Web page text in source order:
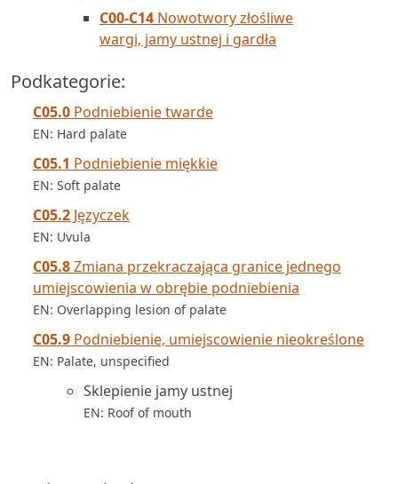
C00-C14 Nowotwory złośliwe
wargi, jamy ustnej i gardła
Podkategorie:
C05.0 Podniebienie twarde
EN: Hard palate
C05.1 Podniebienie miękkie
EN: Soft palate
C05.2 Języczek
EN: Uvula
C05.8Zmiana przekraczająca granice jednego
umiejscowienia w obrębie podniebienia
EN: Overlapping lesion of palate
C05.9 Podniebienie, umiejscowienie nieokreślone
EN: Palate, unspecified
Sklepienie jamy ustnej
EN: Roof of mouth